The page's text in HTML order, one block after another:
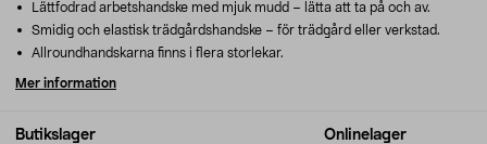
Butikslager Onlinelager
Lättfodrad arbetshandske med mjuk mudd – lätta att ta på och av.
Smidig och elastisk trädgårdshandske – för trädgård eller verkstad.
Allroundhandskarna finns i flera storlekar.
Mer information